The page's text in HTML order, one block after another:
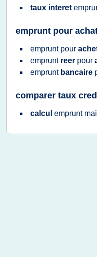
taux interet
emprunt pour
emprunt pour
emprunt reer pour
emprunt bancaire
comparer taux
calcul emprunt